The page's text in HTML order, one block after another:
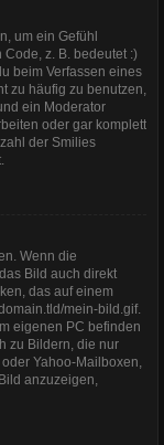
um ein Gefühl
z. B. bedeutet :)
beim Verfassen eines
zu häufig zu benutzen,
ein Moderator
oder gar komplett
der Smilies
Wenn die
Bild auch direkt
das auf einem
mein-bild.gif.
eigenen PC befinden
zu Bildern, die nur
Yahoo-Mailboxen,
anzuzeigen,